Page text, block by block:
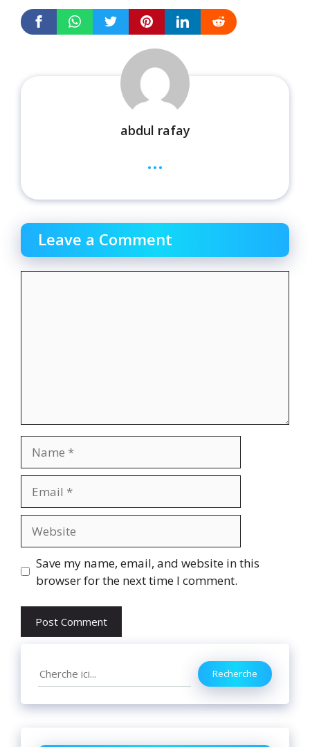
abdul rafay
...
Leave a Comment
Save my name, email, and website in this
browser for the next time I comment.
Search Recherche